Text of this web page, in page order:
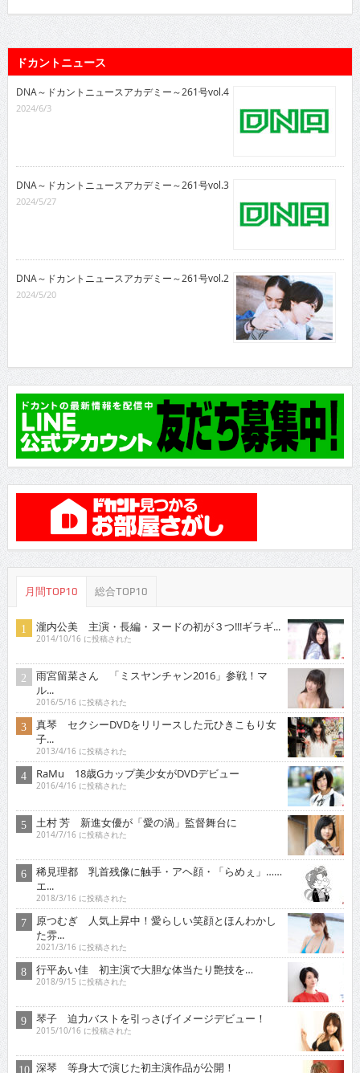
ドカントニュース
DNA～ドカントニュースアカデミー～261号vol.4
2024/6/3
DNA～ドカントニュースアカデミー～261号vol.3
2024/5/27
DNA～ドカントニュースアカデミー～261号vol.2
2024/5/20
月間TOP10 総合TOP10
瀧内公美 主演・長編・ヌードの初が３つ!!!ギラギ...
2014/10/16 に投稿された
雨宮留菜さん 「ミスヤンチャン2016」参戦！マ
ル...
2016/5/16 に投稿された
真琴 セクシーDVDをリリースした元ひきこもり女
子...
2013/4/16 に投稿された
RaMu 18歳Gカップ美少女がDVDデビュー
2016/4/16 に投稿された
土村 芳 新進女優が「愛の渦」監督舞台に
2014/7/16 に投稿された
稀見理都 乳首残像に触手・アヘ顔・「らめぇ」……
エ...
2018/3/16 に投稿された
原つむぎ 人気上昇中！愛らしい笑顔とほんわかし
た雰...
2021/3/16 に投稿された
行平あい佳 初主演で大胆な体当たり艶技を…
2018/9/15 に投稿された
琴子 迫力バストを引っさげイメージデビュー！
2015/10/16 に投稿された
深琴 等身大で演じた初主演作品が公開！